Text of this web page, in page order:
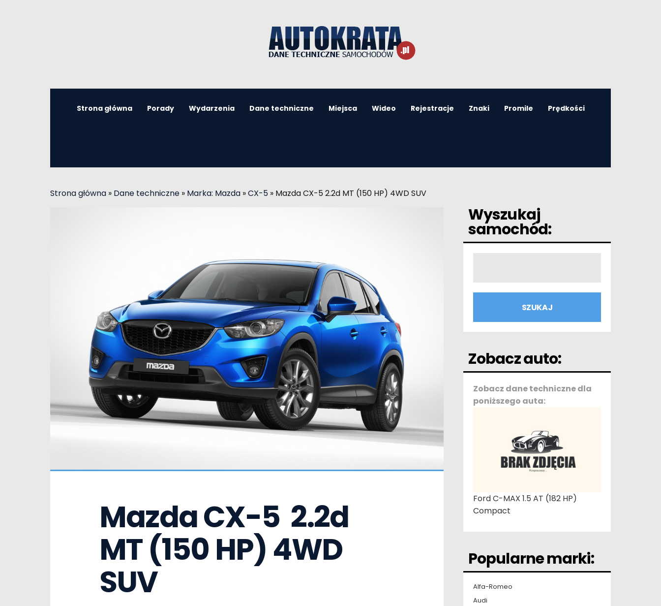
Strona główna Porady Wydarzenia Dane techniczne Miejsca Wideo Rejestracje Znaki Promile Prędkości
Strona główna » Dane techniczne » Marka: Mazda »CX-5 » Mazda CX-5 2.2d MT (150 HP) 4WD SUV
Mazda CX-5  2.2d
MT (150 HP) 4WD
SUV
Wyszukaj
samochód:
Zobacz auto:
Zobacz dane techniczne dla
poniższego auta:
Ford C-MAX 1.5 AT (182 HP)
Compact
Popularne marki:
Alfa-Romeo
Audi